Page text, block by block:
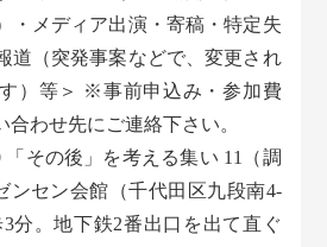
・メディア出演・寄稿・特定失
道（突発事案などで、変更され
）等＞ ※事前申込み・参加費
わせ先にご連絡下さい。
その後」を考える集い 11（調
ンセン会館（千代田区九段南4-
分。地下鉄2番出口を出て直ぐ